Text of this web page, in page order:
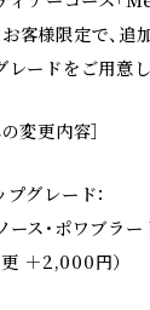
客様限定で、追
ードをご用意し
変更内容］
グレード：
ス・ポワブラー
＋2,000円）